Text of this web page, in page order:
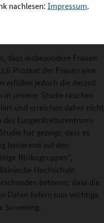
nachlesen: Impressum.
dass insbesondere Frauen
Prozent der Frauen eine
erfüllen jedoch die derzeit
in unserer Studie rauchen
und erreichen daher nicht
Lungenkrebszentrums
hat gezeigt, dass es
basierend auf den
Risikogruppen“,
Hochschule
betonen, dass die
Daten liefern nun wichtige
Screening.